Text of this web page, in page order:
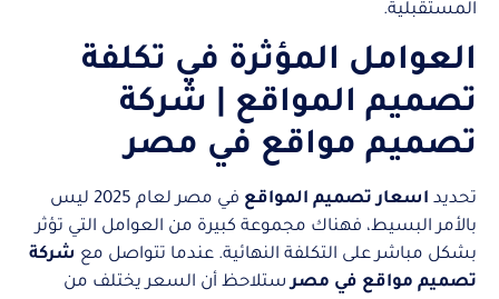
المستقبلية.
العوامل المؤثرة في تكلفة
تصميم المواقع | شركة
تصميم مواقع في مصر
تحديد اسعار تصميم المواقع
في مصر لعام 2025 ليس
بالأمر البسيط، فهناك مجموعة كبيرة من العوامل التي تؤثر
بشكل مباشر على التكلفة النهائية. عندما تتواصل مع شركة
تصميم مواقع في مصرستلاحظ أن السعر يختلف من